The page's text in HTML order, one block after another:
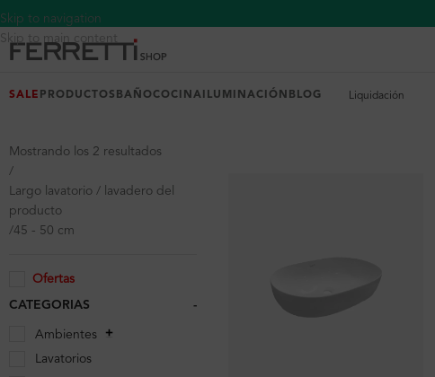
Skip to navigation
Skip to main content
SALE PRODUCTOS BAÑOCOCINA ILUMINACIÓN BLOG Liquidación
Mostrando los 2 resultados
Largo lavatorio / lavadero del
producto
45 - 50 cm
Ofertas
CATEGORIAS -
Ambientes
Lavatorios